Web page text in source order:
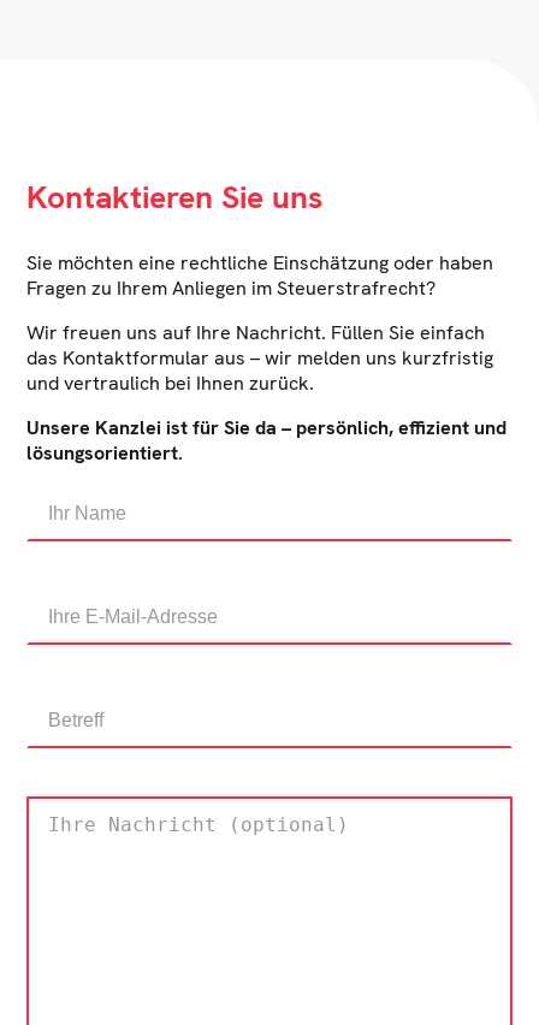
Kontaktieren Sie uns
Sie möchten eine rechtliche Einschätzung oder haben
Fragen zu Ihrem Anliegen im Steuerstrafrecht?
Wir freuen uns auf Ihre Nachricht. Füllen Sie einfach
das Kontaktformular aus – wir melden uns kurzfristig
und vertraulich bei Ihnen zurück.
Unsere Kanzlei ist für Sie da – persönlich, effizient und
lösungsorientiert.